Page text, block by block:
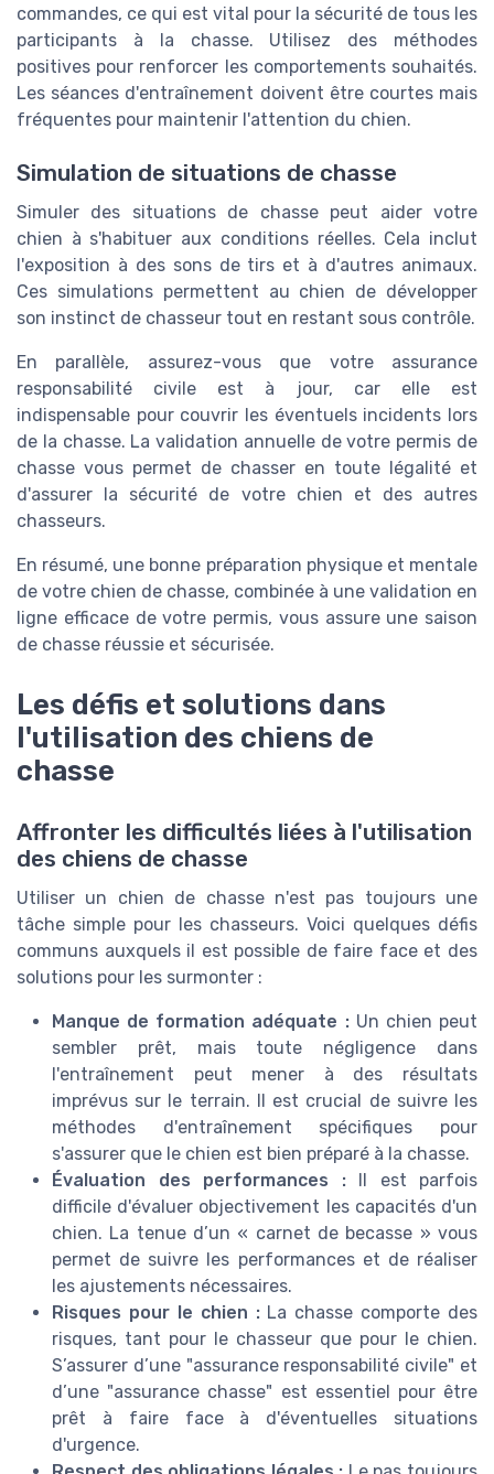
commandes, ce qui est vital pour la sécurité de tous les
participants à la chasse. Utilisez des méthodes
positives pour renforcer les comportements souhaités.
Les séances d'entraînement doivent être courtes mais
fréquentes pour maintenir l'attention du chien.
Simulation de situations de chasse
Simuler des situations de chasse peut aider votre
chien à s'habituer aux conditions réelles. Cela inclut
l'exposition à des sons de tirs et à d'autres animaux.
Ces simulations permettent au chien de développer
son instinct de chasseur tout en restant sous contrôle.
En parallèle, assurez-vous que votre assurance
responsabilité civile est à jour, car elle est
indispensable pour couvrir les éventuels incidents lors
de la chasse. La validation annuelle de votre permis de
chasse vous permet de chasser en toute légalité et
d'assurer la sécurité de votre chien et des autres
chasseurs.
En résumé, une bonne préparation physique et mentale
de votre chien de chasse, combinée à une validation en
ligne efficace de votre permis, vous assure une saison
de chasse réussie et sécurisée.
Les défis et solutions dans
l'utilisation des chiens de
chasse
Affronter les difficultés liées à l'utilisation
des chiens de chasse
Utiliser un chien de chasse n'est pas toujours une
tâche simple pour les chasseurs. Voici quelques défis
communs auxquels il est possible de faire face et des
solutions pour les surmonter :
Manque de formation adéquate :Un chien peut
sembler prêt, mais toute négligence dans
l'entraînement peut mener à des résultats
imprévus sur le terrain. Il est crucial de suivre les
méthodes d'entraînement spécifiques pour
s'assurer que le chien est bien préparé à la chasse.
Évaluation des performances :Il est parfois
difficile d'évaluer objectivement les capacités d'un
chien. La tenue d’un « carnet de becasse » vous
permet de suivre les performances et de réaliser
les ajustements nécessaires.
Risques pour le chien :La chasse comporte des
risques, tant pour le chasseur que pour le chien.
S’assurer d’une "assurance responsabilité civile" et
d’une "assurance chasse" est essentiel pour être
prêt à faire face à d'éventuelles situations
d'urgence.